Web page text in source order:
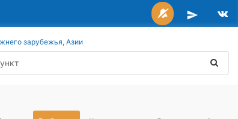
зарубежья, Азии